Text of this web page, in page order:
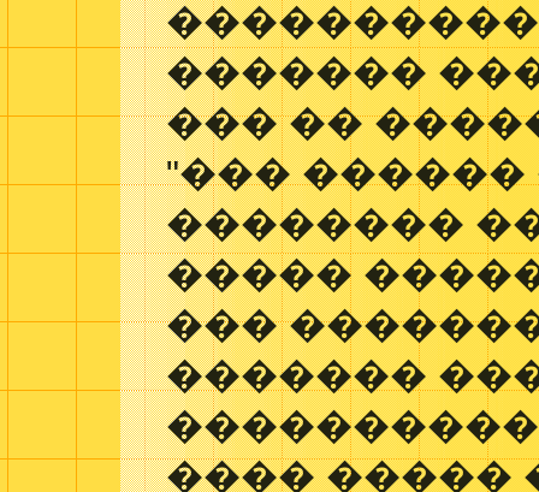
�������
��� ��
"���
��������
�����
���
�������
���� �����